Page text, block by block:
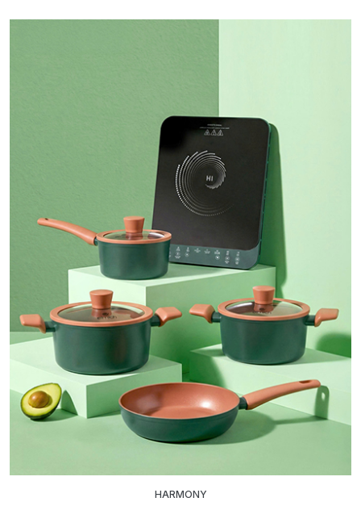
HARMONY